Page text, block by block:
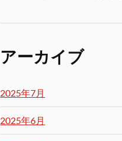
アーカイブ
2025年7月
2025年6月